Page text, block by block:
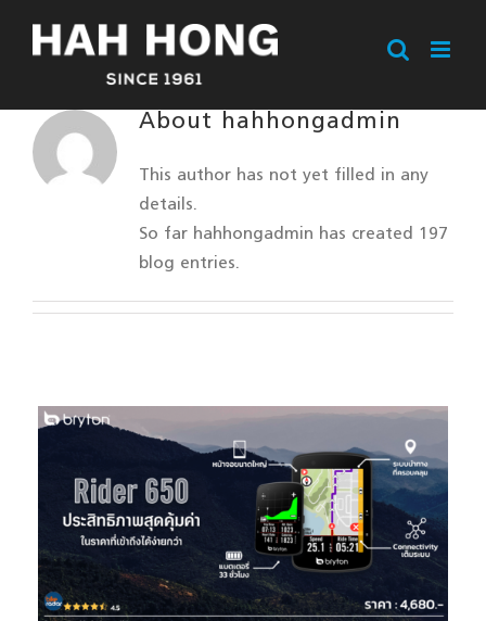
About hahhongadmin
This author has not yet filled in any
details.
So far hahhongadmin has created 197
blog entries.